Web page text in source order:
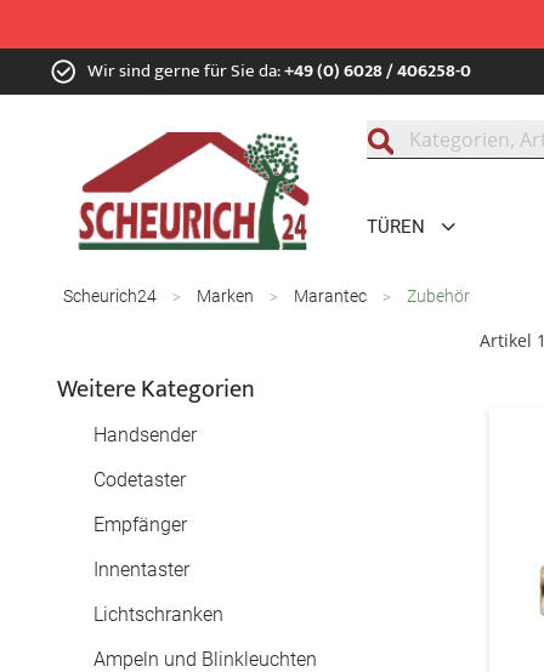
Zum
Inhalt Wir sind gerne für Sie da:+49 (0) 6028 / 406258-0
TÜREN
Scheurich24 Marken Marantec Zubehör
Artikel
Weitere Kategorien
Handsender
Codetaster
Empfänger
Innentaster
Lichtschranken
Ampeln und Blinkleuchten